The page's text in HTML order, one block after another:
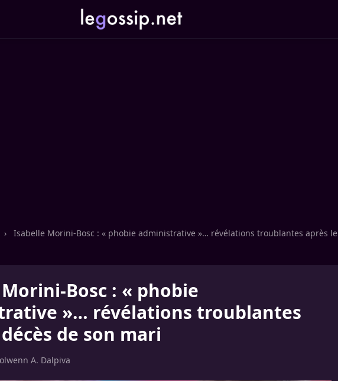
›
Isabelle Morini-Bosc : « phobie administrative »… révélations troublantes après le
Bosc : « phobie
»… révélations troublantes
de son mari
A. Dalpiva